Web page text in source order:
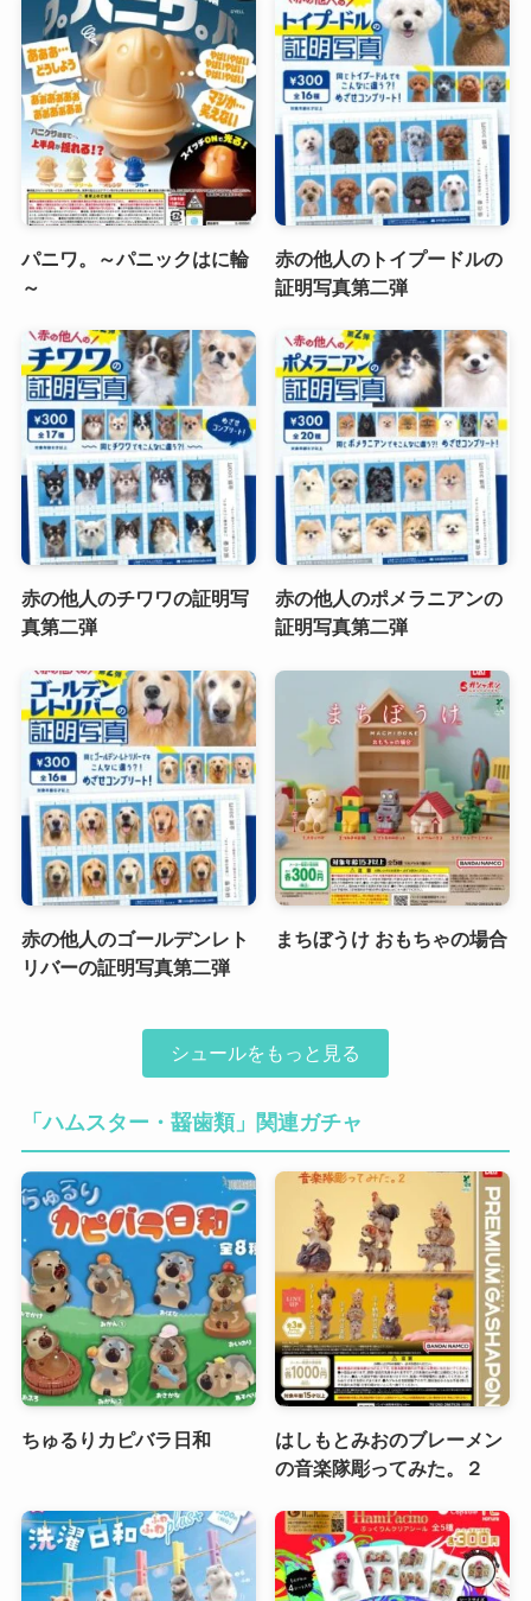
パニワ。～パニックはに輪
～
赤の他人のトイプードルの
証明写真第二弾
赤の他人のチワワの証明写
真第二弾
赤の他人のポメラニアンの
証明写真第二弾
赤の他人のゴールデンレト
リバーの証明写真第二弾
まちぼうけ おもちゃの場合
シュールをもっと見る
「ハムスター・齧歯類」関連ガチャ
ちゅるりカピバラ日和
はしもとみおのブレーメン
の音楽隊彫ってみた。２